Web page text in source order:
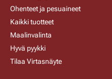
Ohenteet ja pesuaineet
Kaikki tuotteet
Maalinvalinta
Hyvä pyykki
Tilaa Virtasnäyte